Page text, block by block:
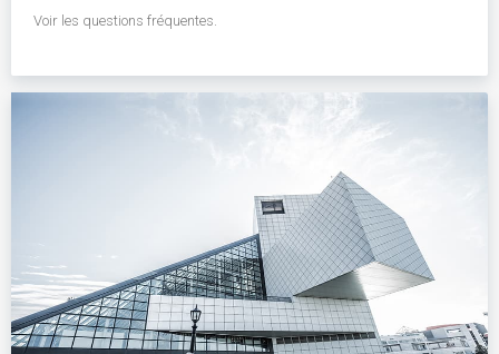
Voir les questions fréquentes.